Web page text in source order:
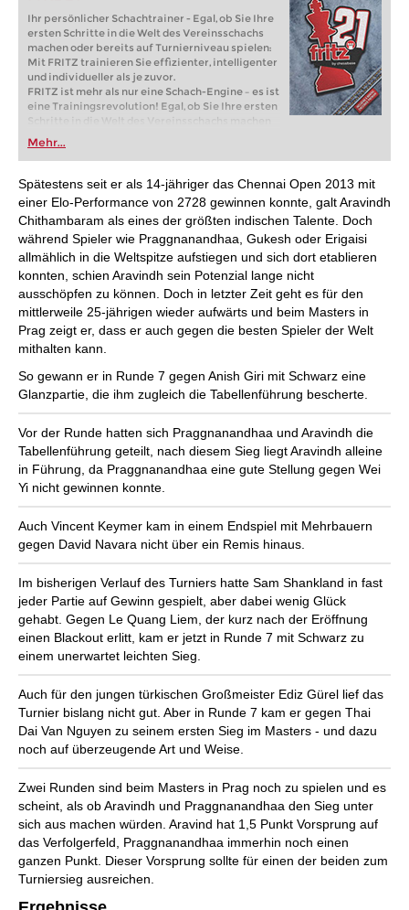
Ihr persönlicher Schachtrainer - Egal, ob Sie Ihre
ersten Schritte in die Welt des Vereinsschachs
machen oder bereits auf Turnierniveau spielen:
Mit FRITZ trainieren Sie effizienter, intelligenter
und individueller als je zuvor.
FRITZ ist mehr als nur eine Schach-Engine – es ist
eine Trainingsrevolution! Egal, ob Sie Ihre ersten
Schritte in die Welt des Vereinsschachs machen
oder bereits auf Turnierniveau spielen: Mit
FRITZ trainieren Sie effizienter, intelligenter und
individueller als je zuvor.
Mehr...
Spätestens seit er als 14-jähriger das Chennai Open 2013 mit
einer Elo-Performance von 2728 gewinnen konnte, galt Aravindh
Chithambaram als eines der größten indischen Talente. Doch
während Spieler wie Praggnanandhaa, Gukesh oder Erigaisi
allmählich in die Weltspitze aufstiegen und sich dort etablieren
konnten, schien Aravindh sein Potenzial lange nicht
ausschöpfen zu können. Doch in letzter Zeit geht es für den
mittlerweile 25-jährigen wieder aufwärts und beim Masters in
Prag zeigt er, dass er auch gegen die besten Spieler der Welt
mithalten kann.
So gewann er in Runde 7 gegen Anish Giri mit Schwarz eine
Glanzpartie, die ihm zugleich die Tabellenführung bescherte.
Vor der Runde hatten sich Praggnanandhaa und Aravindh die
Tabellenführung geteilt, nach diesem Sieg liegt Aravindh alleine
in Führung, da Praggnanandhaa eine gute Stellung gegen Wei
Yi nicht gewinnen konnte.
Auch Vincent Keymer kam in einem Endspiel mit Mehrbauern
gegen David Navara nicht über ein Remis hinaus.
Im bisherigen Verlauf des Turniers hatte Sam Shankland in fast
jeder Partie auf Gewinn gespielt, aber dabei wenig Glück
gehabt. Gegen Le Quang Liem, der kurz nach der Eröffnung
einen Blackout erlitt, kam er jetzt in Runde 7 mit Schwarz zu
einem unerwartet leichten Sieg.
Auch für den jungen türkischen Großmeister Ediz Gürel lief das
Turnier bislang nicht gut. Aber in Runde 7 kam er gegen Thai
Dai Van Nguyen zu seinem ersten Sieg im Masters - und dazu
noch auf überzeugende Art und Weise.
Zwei Runden sind beim Masters in Prag noch zu spielen und es
scheint, als ob Aravindh und Praggnanandhaa den Sieg unter
sich aus machen würden. Aravind hat 1,5 Punkt Vorsprung auf
das Verfolgerfeld, Praggnanandhaa immerhin noch einen
ganzen Punkt. Dieser Vorsprung sollte für einen der beiden zum
Turniersieg ausreichen.